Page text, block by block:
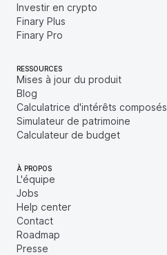
Investir en crypto
Finary Plus
Finary Pro
RESSOURCES
Mises à jour du produit
Blog
Calculatrice d'intérêts composés
Simulateur de patrimoine
Calculateur de budget
À PROPOS
L'équipe
Jobs
Help center
Contact
Roadmap
Presse